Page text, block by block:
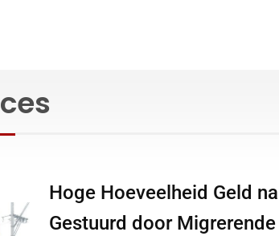
Hoge Hoeveelheid Geld
Gestuurd door Migrerende